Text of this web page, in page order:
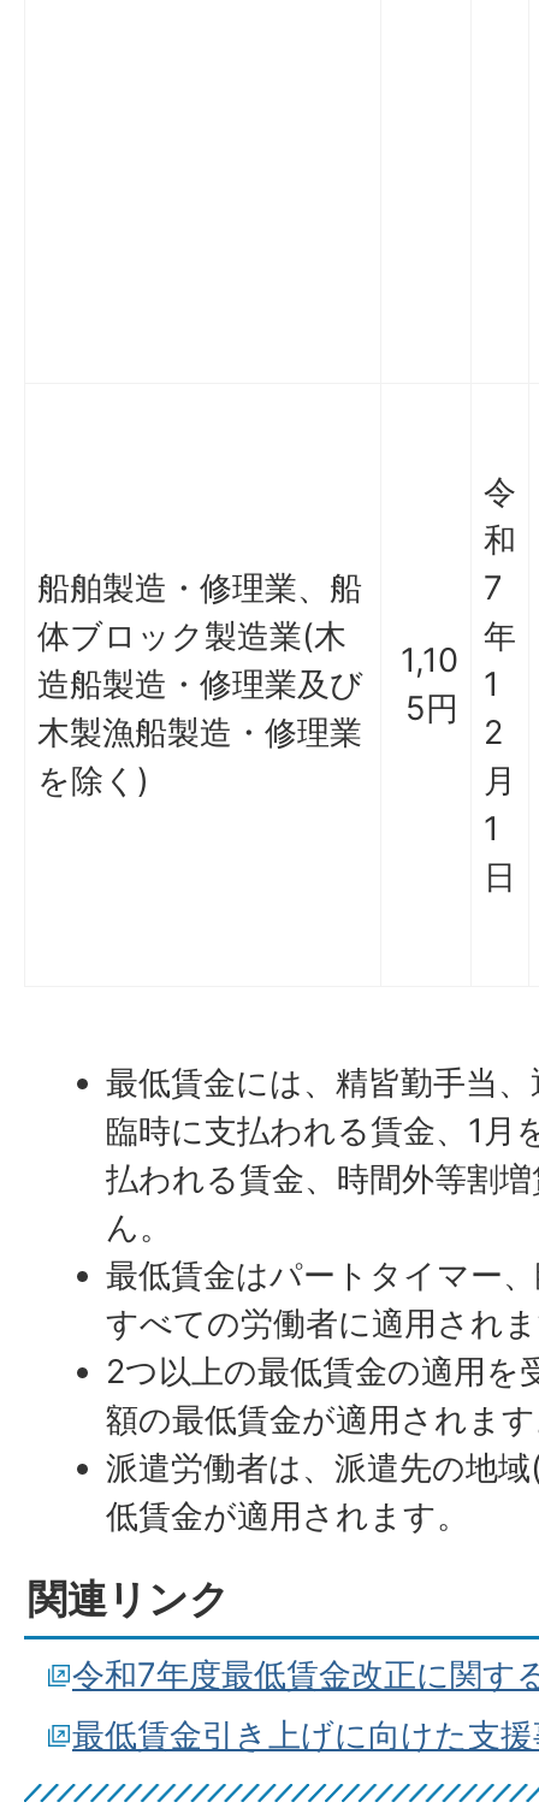
船舶製造・修理業、船
体ブロック製造業(木
造船製造・修理業及び
木製漁船製造・修理業
を除く)
1,10
5円
令
和
7
年
1
2
月
1
日
最低賃金には、精皆勤手当
臨時に支払われる賃金、1月
払われる賃金、時間外等割
ん。
最低賃金はパートタイマー
すべての労働者に適用され
2つ以上の最低賃金の適用を
額の最低賃金が適用されま
派遣労働者は、派遣先の地
低賃金が適用されます。
関連リンク
令和7年度最低賃金改正に関す
最低賃金引き上げに向けた支